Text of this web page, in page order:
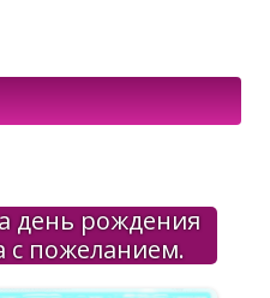
день рождения
с пожеланием.